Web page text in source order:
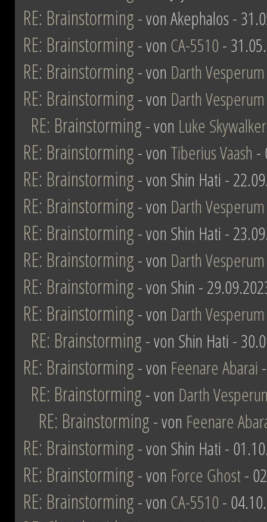
RE: Brainstorming- von Akephalos -
RE: Brainstorming- von CA-5510-
RE: Brainstorming- von Darth Vesperum
RE: Brainstorming- von Darth Vesperum
RE: Brainstorming- von Luke Skywalker
RE: Brainstorming- von Tiberius Vaash -
RE: Brainstorming- von Shin Hati -
RE: Brainstorming- von Darth Vesperum
RE: Brainstorming- von Shin Hati -
RE: Brainstorming- von Darth Vesperum
RE: Brainstorming- von Shin -
RE: Brainstorming- von Darth Vesperum
RE: Brainstorming- von Shin Hati -
RE: Brainstorming- von Feenare Abarai
RE: Brainstorming- von Darth
RE: Brainstorming- von Feenare
RE: Brainstorming- von Shin Hati -
RE: Brainstorming- von Force Ghost-
RE: Brainstorming- von CA-5510-